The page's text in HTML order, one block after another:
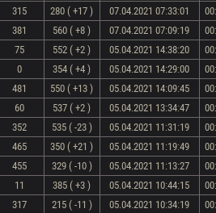
315 280 ( +17 ) 07.04.2021 07:33:01
381 560 ( +8 ) 07.04.2021 07:09:19
75 552 ( +2 ) 05.04.2021 14:38:20
0 354 ( +4 ) 05.04.2021 14:29:00
481 550 ( +13 ) 05.04.2021 14:09:45
60 537 ( +2 ) 05.04.2021 13:34:47
352 535 ( -23 ) 05.04.2021 11:31:19
465 350 ( +21 ) 05.04.2021 11:19:49
455 329 ( -10 ) 05.04.2021 11:13:27
11 385 ( +3 ) 05.04.2021 10:44:15
317 215 ( -11 ) 05.04.2021 10:34:19